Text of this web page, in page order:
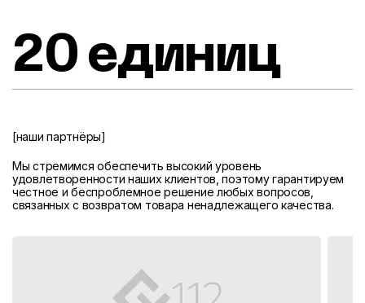
20 единиц
[наши партнёры]
Мы стремимся обеспечить высокий уровень
удовлетворенности наших клиентов, поэтому гарантируем
честное и беспроблемное решение любых вопросов,
связанных с возвратом товара ненадлежащего качества.